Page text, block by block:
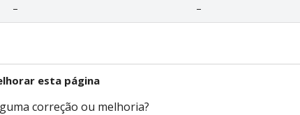
– –
esta página
correção ou melhoria?